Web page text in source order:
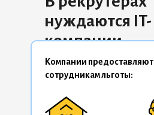
нуждаются IT-
компании
Компании предоставляют
сотрудникам льготы: